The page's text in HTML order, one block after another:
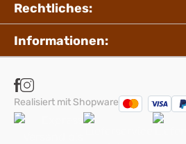
Rechtliches:
Informationen:
Realisiert mit Shopware